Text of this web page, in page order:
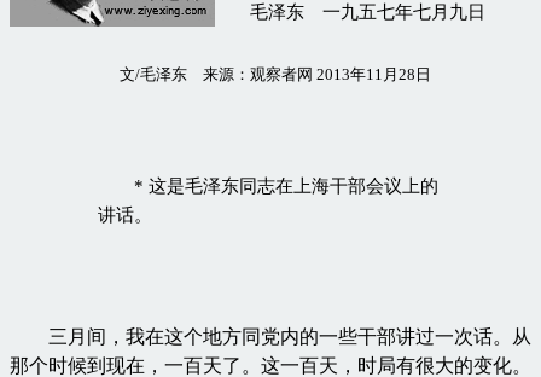
毛泽东 一九五七年七月九日
文/毛泽东 来源：观察者网 2013年11月28日
* 这是毛泽东同志在上海干部会议上的
讲话。
三月间，我在这个地方同党内的一些干部讲过一次话。从
那个时候到现在，一百天了。这一百天，时局有很大的变化。